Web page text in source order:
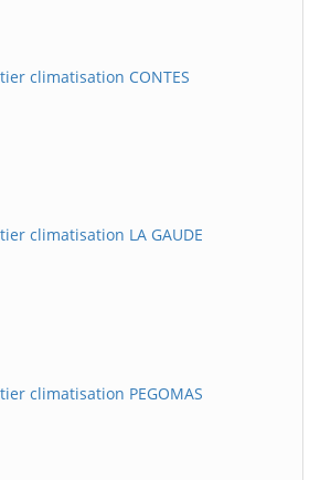
climatisation CONTES
climatisation LA GAUDE
climatisation PEGOMAS